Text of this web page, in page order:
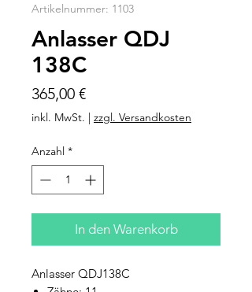
Artikelnummer: 1103
Anlasser QDJ
138C
365,00 €Preis
inkl. MwSt. | zzgl. Versandkosten
Anzahl *
In den Warenkorb
Anlasser QDJ138C